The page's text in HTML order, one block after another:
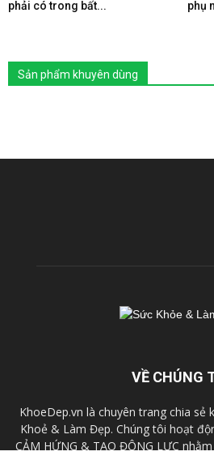
phải có trong bất...
phụ
Sản phẩm khuyên dùng
VỀ CHÚNG
KhoeDep.vn là chuyên trang chia sẻ
Khoẻ & Làm Đẹp. Chúng tôi hoạt
CẢM HỨNG & TẠO ĐỘNG LỰC